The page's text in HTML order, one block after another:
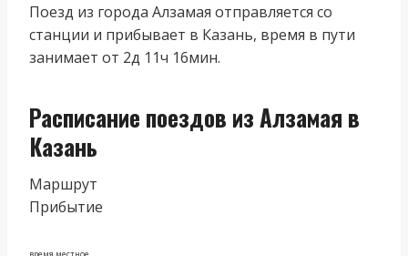
Поезд из города Алзамая отправляется со
станции и прибывает в Казань, время в пути
занимает от 2д 11ч 16мин.
Расписание поездов из Алзамая в
Казань
Маршрут
Прибытие
время местное